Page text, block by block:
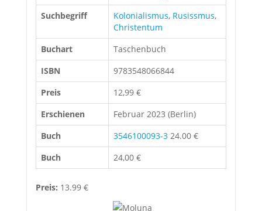
Suchbegriff
Kolonialismus, Rusissmus,
Christentum
Buchart
Taschenbuch
ISBN
9783548066844
Preis
12,99 €
Erschienen
Februar 2023 (Berlin)
Buch
3546100093-3 24.00 €
Buch
24,00 €
Preis: 13.99 €